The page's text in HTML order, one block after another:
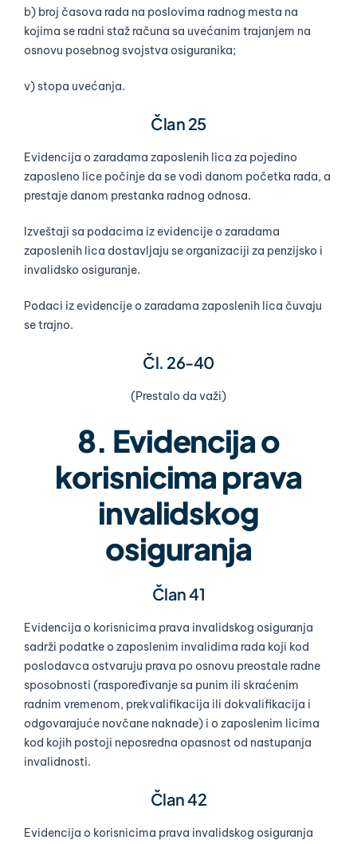
b) broj časova rada na poslovima radnog mesta na
kojima se radni staž računa sa uvećanim trajanjem na
osnovu posebnog svojstva osiguranika;
v) stopa uvećanja.
Član 25
Evidencija o zaradama zaposlenih lica za pojedino
zaposleno lice počinje da se vodi danom početka rada, a
prestaje danom prestanka radnog odnosa.
Izveštaji sa podacima iz evidencije o zaradama
zaposlenih lica dostavljaju se organizaciji za penzijsko i
invalidsko osiguranje.
Podaci iz evidencije o zaradama zaposlenih lica čuvaju
se trajno.
Čl. 26-40
(Prestalo da važi)
8. Evidencija o
korisnicima prava
invalidskog
osiguranja
Član 41
Evidencija o korisnicima prava invalidskog osiguranja
sadrži podatke o zaposlenim invalidima rada koji kod
poslodavca ostvaruju prava po osnovu preostale radne
sposobnosti (raspoređivanje sa punim ili skraćenim
radnim vremenom, prekvalifikacija ili dokvalifikacija i
odgovarajuće novčane naknade) i o zaposlenim licima
kod kojih postoji neposredna opasnost od nastupanja
invalidnosti.
Član 42
Evidencija o korisnicima prava invalidskog osiguranja